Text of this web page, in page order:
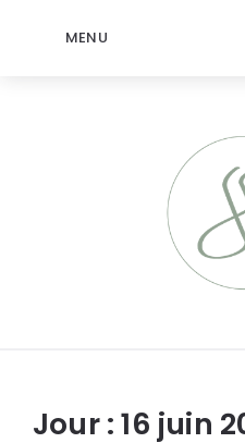
MENU
Jour :16 juin